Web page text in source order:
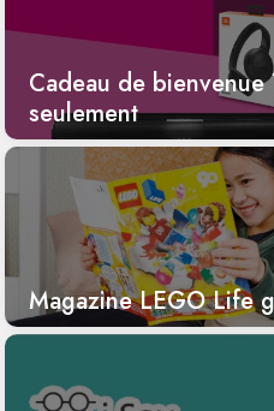
Cadeau de bienvenue
seulement
Magazine LEGO Life